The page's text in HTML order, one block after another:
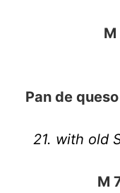
Pan de
21. with old
M